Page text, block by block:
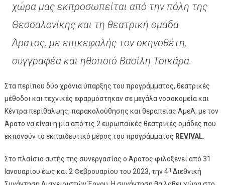
χώρα μας εκπροσωπείται από την πόλη της
Θεσσαλονίκης και τη θεατρική ομάδα
Άρατος, με επικεφαλής τον σκηνοθέτη,
συγγραφέα και ηθοποιό Βασίλη Τσικάρα.
Στα περίπου δύο χρόνια ύπαρξης του προγράμματος, θεατρικές
μέθοδοι και τεχνικές εφαρμόστηκαν σε μεγάλα νοσοκομεία και
Κέντρα περίθαλψης, παρακολούθησης και θεραπείας ΑμεΑ, με τον
Άρατο να είναι η μία από τις 2 ευρωπαϊκές θεατρικές ομάδες που
εκπονούν το εκπαιδευτικό μέρος του προγράμματος REVIVAL.
Στο πλαίσιο αυτής της συνεργασίας ο Άρατος φιλοξενεί από 31
Ιανουαρίου έως και 2 Φεβρουαρίου του 2023, την 4η Διεθνική